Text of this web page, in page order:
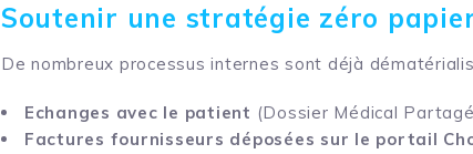
Soutenir une stratégie zéro
De nombreux processus internes sont déjà
Echanges avec le patient (Dossier Médical
Factures fournisseurs déposées sur le portail